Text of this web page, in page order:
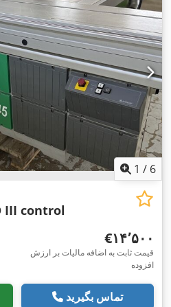
1 / 6
III control
‎€۱۴٬۵۰۰
قیمت ثابت به اضافه مالیات بر ارزش
افزوده
تماس بگیرید